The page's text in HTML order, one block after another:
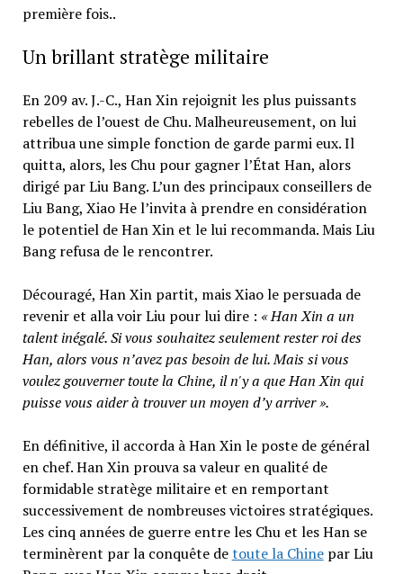
première fois..
Un brillant stratège militaire
En 209 av. J.-C., Han Xin rejoignit les plus puissants
rebelles de l’ouest de Chu. Malheureusement, on lui
attribua une simple fonction de garde parmi eux. Il
quitta, alors, les Chu pour gagner l’État Han, alors
dirigé par Liu Bang. L’un des principaux conseillers de
Liu Bang, Xiao He l’invita à prendre en considération
le potentiel de Han Xin et le lui recommanda. Mais Liu
Bang refusa de le rencontrer.
Découragé, Han Xin partit, mais Xiao le persuada de
revenir et alla voir Liu pour lui dire : « Han Xin a un
talent inégalé. Si vous souhaitez seulement rester roi des
Han, alors vous n’avez pas besoin de lui. Mais si vous
voulez gouverner toute la Chine, il n'y a que Han Xin qui
puisse vous aider à trouver un moyen d’y arriver ».
En définitive, il accorda à Han Xin le poste de général
en chef. Han Xin prouva sa valeur en qualité de
formidable stratège militaire et en remportant
successivement de nombreuses victoires stratégiques.
Les cinq années de guerre entre les Chu et les Han se
terminèrent par la conquête detoute la Chinepar Liu